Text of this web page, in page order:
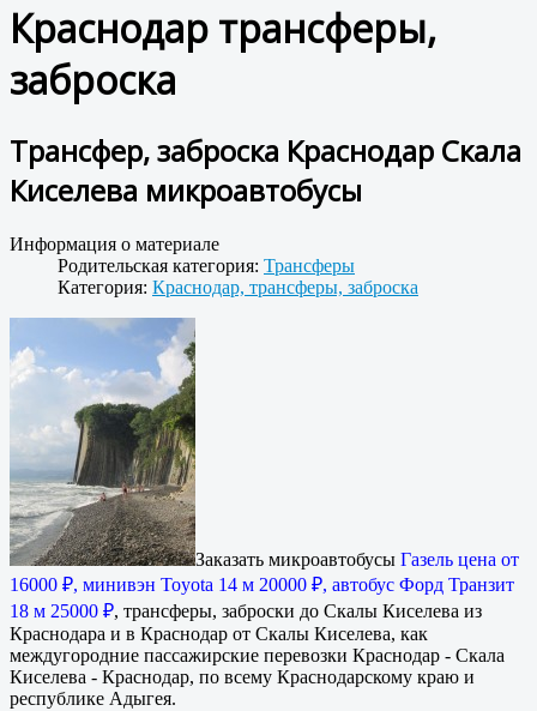
Краснодар трансферы,
заброска
Трансфер, заброска Краснодар Скала
Киселева микроавтобусы
Информация о материале
Родительская категория: Трансферы
Категория: Краснодар, трансферы, заброска
Заказать микроавтобусы Газель цена от
16000 ₽, минивэн Toyota 14 м 20000 ₽, автобус Форд Транзит
18 м 25000 ₽, трансферы, заброски до Скалы Киселева из
Краснодара и в Краснодар от Скалы Киселева, как
междугородние пассажирские перевозки Краснодар - Скала
Киселева - Краснодар, по всему Краснодарскому краю и
республике Адыгея.